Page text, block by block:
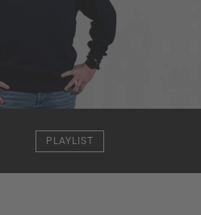
PLAYLIST